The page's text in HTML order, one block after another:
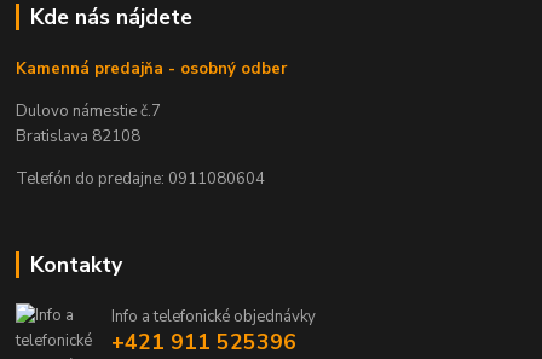
Kde nás nájdete
Kamenná predajňa - osobný odber
Dulovo námestie č.7
Bratislava 82108
Telefón do predajne: 0911080604
Kontakty
Info a telefonické objednávky
+421 911 525396